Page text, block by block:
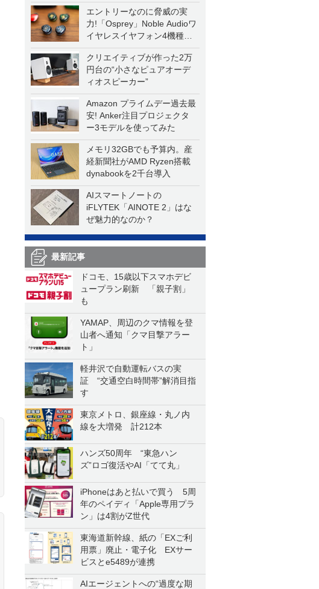
エントリーなのに脅威の実
力!「Osprey」Noble Audioワ
イヤレスイヤフォン4機種を
一気に聴く
クリエイティブが作った2万
円台の“小さなピュアオーデ
ィオスピーカー”
Amazon プライムデー過去最
安! Anker注目プロジェクタ
ー3モデルを使ってみた
メモリ32GBでも予算内。産
経新聞社がAMD Ryzen搭載
dynabookを2千台導入
AIスマートノートの
iFLYTEK「AINOTE 2」はな
ぜ魅力的なのか？
最新記事
ドコモ、15歳以下スマホデビ
ュープラン刷新 「親子割」
も
YAMAP、周辺のクマ情報を登
山者へ通知「クマ目撃アラー
ト」
軽井沢で自動運転バスの実
証 “交通空白時間帯”解消目指
す
東京メトロ、銀座線・丸ノ内
線を大増発 計212本
ハンズ50周年 “東急ハン
ズ”ロゴ復活やAI「てて丸」
iPhoneはあと払いで買う 5周
年のペイディ「Apple専用プラ
ン」は4割がZ世代
東海道新幹線、紙の「EXご利
用票」廃止・電子化 EXサー
ビスとe5489が連携
AIエージェントへの“過度な期